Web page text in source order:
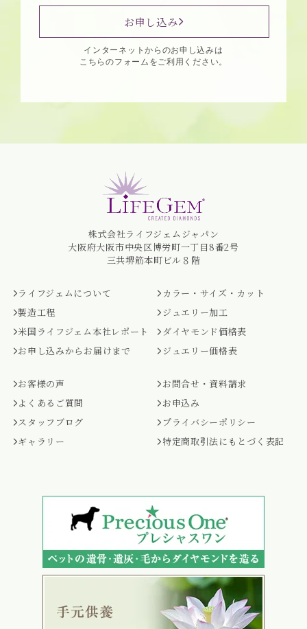
お申し込み
インターネットからのお申し込みは
こちらのフォームをご利用ください。
株式会社ライフジェムジャパン
大阪府大阪市中央区博労町一丁目8番2号
三共堺筋本町ビル８階
ライフジェムについて
製造工程
米国ライフジェム本社レポート
お申し込みからお届けまで
カラー・サイズ・カット
ジュエリー加工
ダイヤモンド価格表
ジュエリー価格表
お客様の声
よくあるご質問
スタッフブログ
ギャラリー
お問合せ・資料請求
お申込み
プライバシーポリシー
特定商取引法にもとづく表記